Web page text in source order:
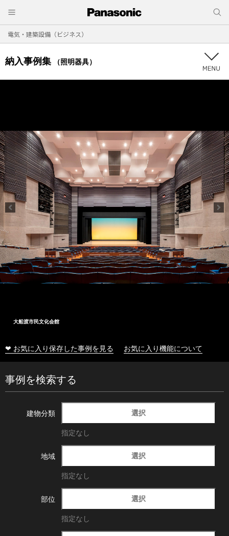
電気・建築設備（ビジネス）
納入事例集 （照明器具）
大船渡市民文化会館
❤ お気に入り保存した事例を見る お気に入り機能について
事例を検索する
建物分類 選択
指定なし
地域 選択
指定なし
部位 選択
指定なし